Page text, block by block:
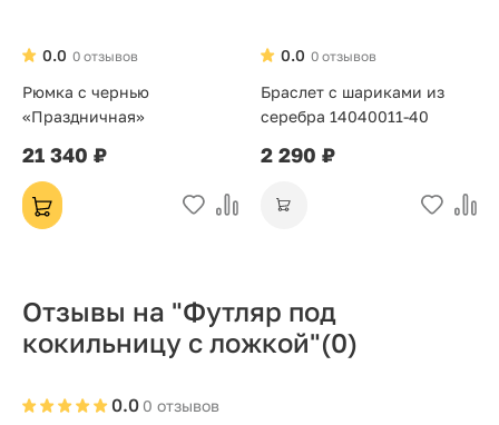
0 отзывов
0.0
Рюмка с чернью
«Праздничная»
21 340 ₽
0 отзывов
0.0
Браслет с шариками из
серебра 14040011-40
2 290 ₽
Отзывы на "Футляр под
кокильницу с ложкой"(0)
0 отзывов
0.0